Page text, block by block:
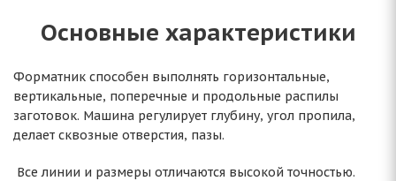
Основные характеристики
Форматник способен выполнять горизонтальные,
вертикальные, поперечные и продольные распилы
заготовок. Машина регулирует глубину, угол пропила,
делает сквозные отверстия, пазы.
Все линии и размеры отличаются высокой точностью.